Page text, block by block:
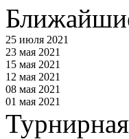
25 июля 2021
23 мая 2021
15 мая 2021
12 мая 2021
08 мая 2021
01 мая 2021